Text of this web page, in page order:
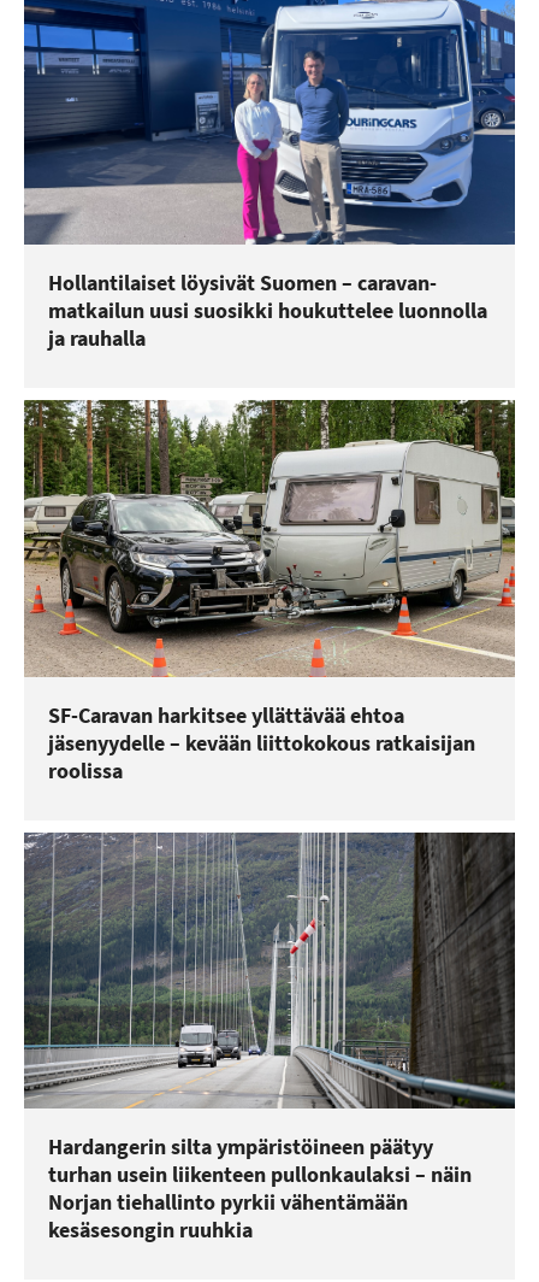
Hollantilaiset löysivät Suomen – caravan-
matkailun uusi suosikki houkuttelee luonnolla
ja rauhalla
SF-Caravan harkitsee yllättävää ehtoa
jäsenyydelle – kevään liittokokous ratkaisijan
roolissa
Hardangerin silta ympäristöineen päätyy
turhan usein liikenteen pullonkaulaksi – näin
Norjan tiehallinto pyrkii vähentämään
kesäsesongin ruuhkia